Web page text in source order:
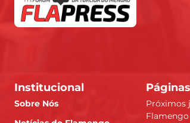
Institucional
Sobre Nós
Páginas
Próximos
Flamengo